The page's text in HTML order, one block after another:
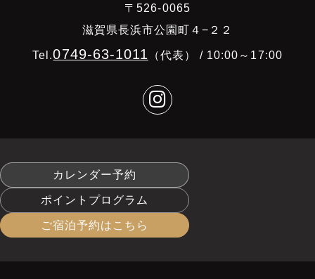
〒526-0065
滋賀県長浜市公園町４−２２
Tel.0749-63-1011 （代表） / 10:00～17:00
カレンダー予約
ポイントプログラム
ご宿泊予約はこちら